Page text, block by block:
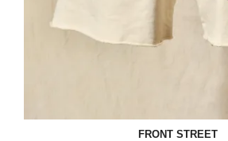
FRONT STREET